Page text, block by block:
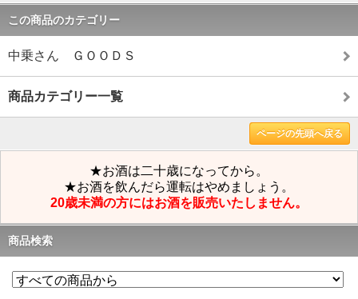
この商品のカテゴリー
中乗さん ＧＯＯＤＳ
商品カテゴリー一覧
ページの先頭へ戻る
★お酒は二十歳になってから。
★お酒を飲んだら運転はやめましょう。
20歳未満の方にはお酒を販売いたしません。
商品検索